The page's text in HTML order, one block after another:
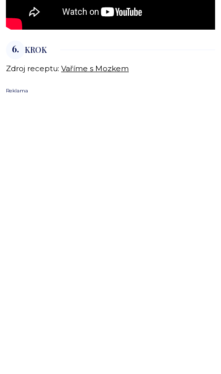
6. KROK
Zdroj receptu: Vaříme s Mozkem
Reklama